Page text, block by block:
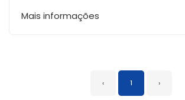
Mais informações
‹ 1 ›